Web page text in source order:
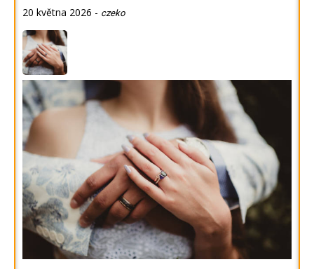
20 května 2026 - czeko